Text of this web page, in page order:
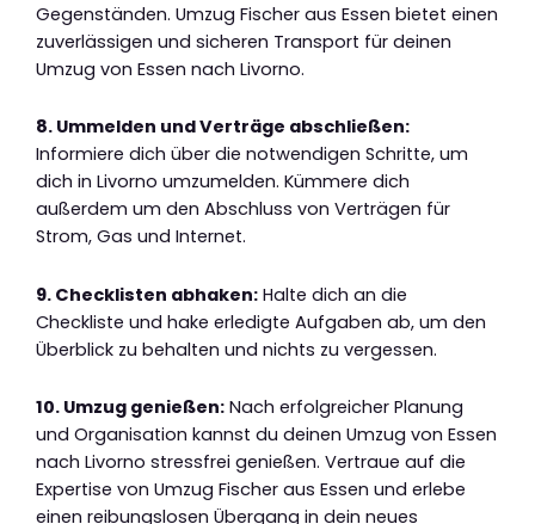
Gegenständen. Umzug Fischer aus Essen bietet einen
zuverlässigen und sicheren Transport für deinen
Umzug von Essen nach Livorno.
8. Ummelden und Verträge abschließen:
Informiere dich über die notwendigen Schritte, um
dich in Livorno umzumelden. Kümmere dich
außerdem um den Abschluss von Verträgen für
Strom, Gas und Internet.
9. Checklisten abhaken: Halte dich an die
Checkliste und hake erledigte Aufgaben ab, um den
Überblick zu behalten und nichts zu vergessen.
10. Umzug genießen: Nach erfolgreicher Planung
und Organisation kannst du deinen Umzug von Essen
nach Livorno stressfrei genießen. Vertraue auf die
Expertise von Umzug Fischer aus Essen und erlebe
einen reibungslosen Übergang in dein neues